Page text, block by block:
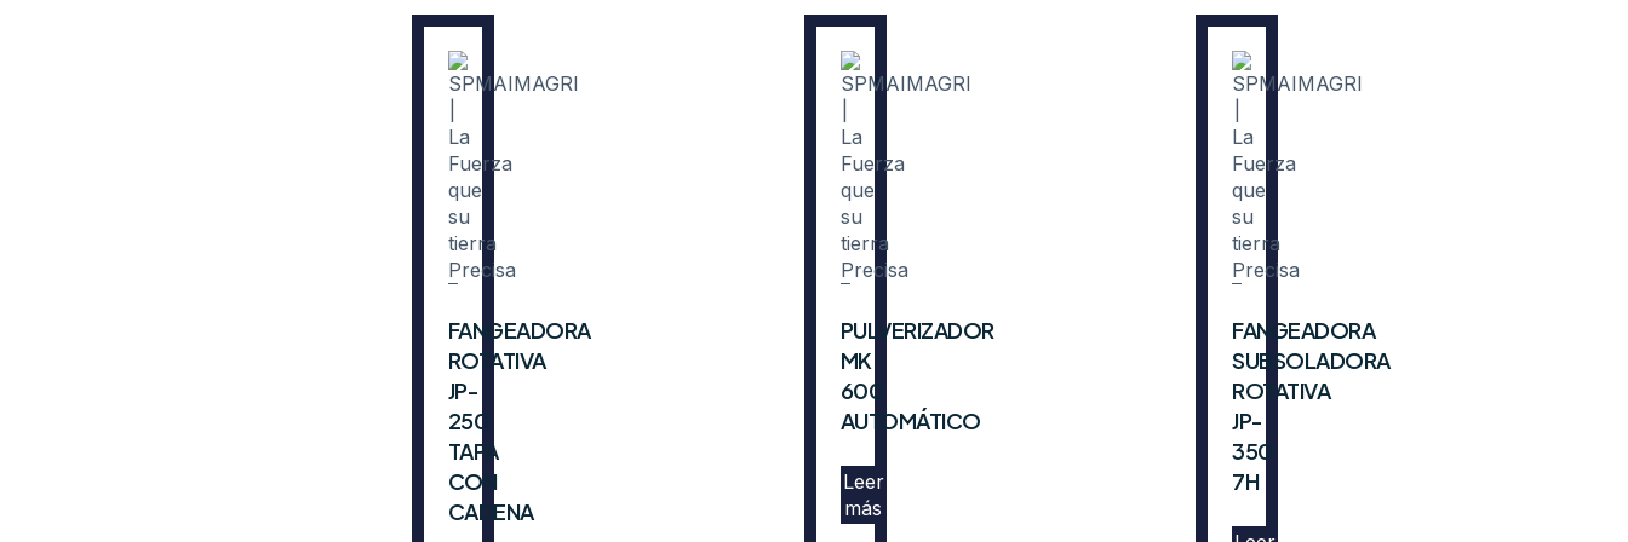
FANGEADORA
ROTATIVA
JP-
250
TAPA
CON
CADENA
PULVERIZADOR
MK
600
AUTOMÁTICO
Leer
más
FANGEADORA
SUBSOLADORA
ROTATIVA
JP-
350
7H